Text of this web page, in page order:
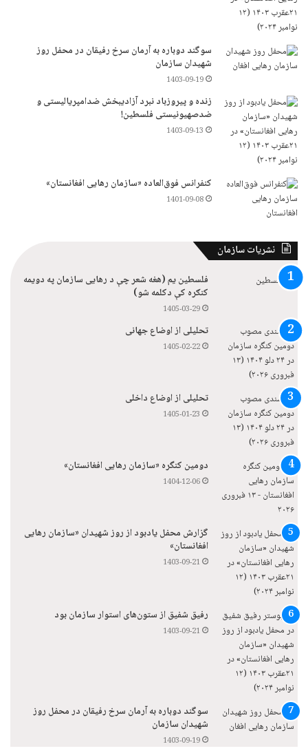
سوگند دوباره به آرمان سرخ رفیقان در محفل روز
شهیدان سازمان
1403-09-19
زنده و پیروزباد نبرد آزادیبخش ضدامپریالیستی و
ضدصهیونیستی فلسطین!
1403-09-13
کنفرانس فوق‌العاده «سازمان رهایی افغانستان»
1401-09-08
نشریات سازمان
فلسطین یم (هغه شعر چې د رهایی سازمان په دویمه
کنګره کې دکلمه شو)
1405-03-29
تحلیلی از اوضاع جهانی
1405-02-22
تحلیلی از اوضاع داخلی
1405-01-23
دومین کنگره «سازمان رهایی افغانستان»
1404-12-06
گزارش محفل یادبود از روز شهیدان «سازمان رهایی
افغانستان»
1403-09-21
رفیق شفیق از ستون‌های استوار سازمان بود
1403-09-21
سوگند دوباره به آرمان سرخ رفیقان در محفل روز
شهیدان سازمان
1403-09-19